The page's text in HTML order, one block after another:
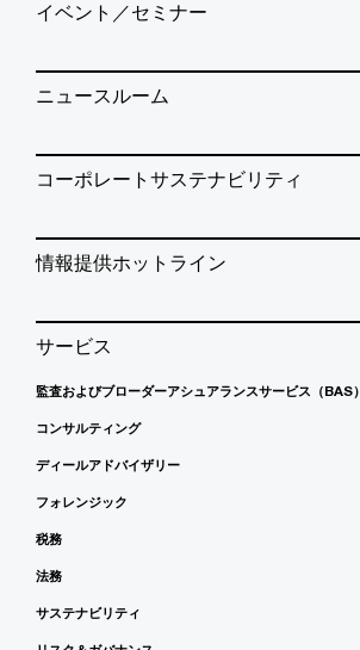
イベント／セミナー
ニュースルーム
コーポレートサステナビリティ
情報提供ホットライン
サービス
監査およびブローダーアシュアランスサービス（BAS）
コンサルティング
ディールアドバイザリー
フォレンジック
税務
法務
サステナビリティ